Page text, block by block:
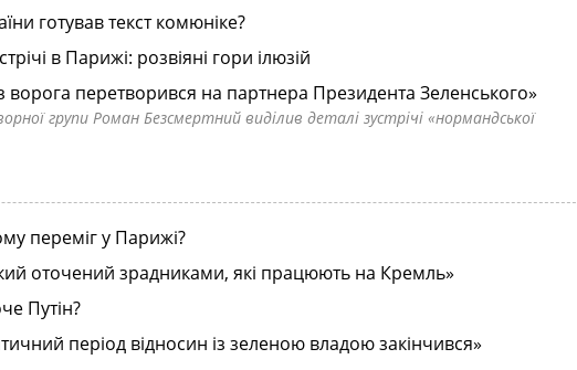
готував текст комюніке?
в Парижі: розвіяні гори ілюзій
перетворився на партнера Президента Зеленського»
групи Роман Безсмертний виділив деталі зустрічі «нормандської
переміг у Парижі?
оточений зрадниками, які працюють на Кремль»
Путін?
період відносин із зеленою владою закінчився»